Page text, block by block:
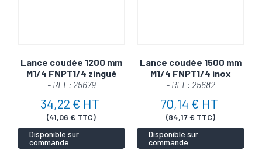
Lance coudée 1200 mm
M1/4 FNPT1/4 zingué
- REF: 25679
34,22 € HT
(41,06 € TTC)
Disponible sur
commande
Lance coudée 1500 mm
M1/4 FNPT1/4 inox
- REF: 25682
70,14 € HT
(84,17 € TTC)
Disponible sur
commande